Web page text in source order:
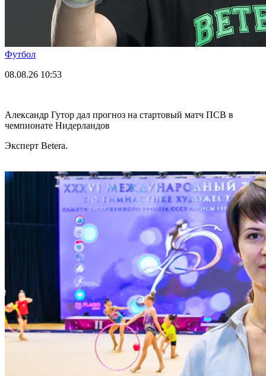
Футбол
08.08.26 10:53
Александр Гутор дал прогноз на стартовый матч ПСВ в
чемпионате Нидерландов
Эксперт Betera.